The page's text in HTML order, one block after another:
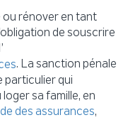
ou rénover en tant
de souscrire
. La sanction pénale
particulier qui
sa famille, en
des assurances,